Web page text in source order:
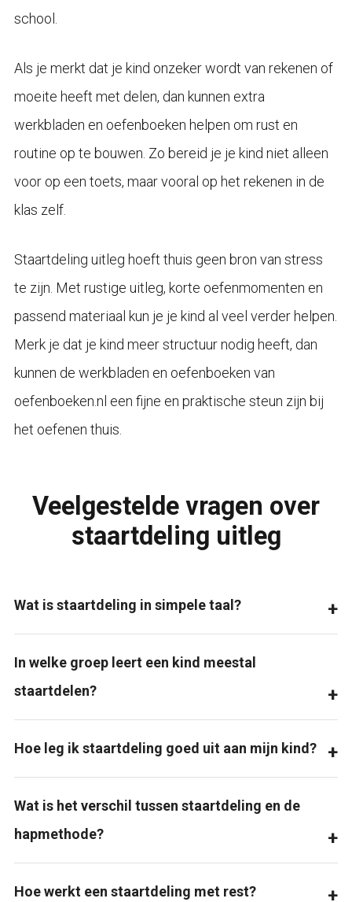
school.
Als je merkt dat je kind onzeker wordt van rekenen of
moeite heeft met delen, dan kunnen extra
werkbladen en oefenboeken helpen om rust en
routine op te bouwen. Zo bereid je je kind niet alleen
voor op een toets, maar vooral op het rekenen in de
klas zelf.
Staartdeling uitleg hoeft thuis geen bron van stress
te zijn. Met rustige uitleg, korte oefenmomenten en
passend materiaal kun je je kind al veel verder helpen.
Merk je dat je kind meer structuur nodig heeft, dan
kunnen de werkbladen en oefenboeken van
oefenboeken.nl een fijne en praktische steun zijn bij
het oefenen thuis.
Veelgestelde vragen over
staartdeling uitleg
Wat is staartdeling in simpele taal?
In welke groep leert een kind meestal
staartdelen?
Hoe leg ik staartdeling goed uit aan mijn kind?
Wat is het verschil tussen staartdeling en de
hapmethode?
Hoe werkt een staartdeling met rest?